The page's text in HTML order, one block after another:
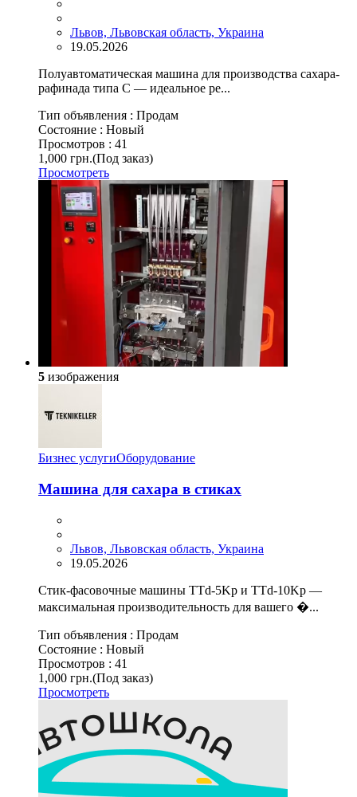
Львов, Львовская область, Украина
19.05.2026
Полуавтоматическая машина для производства сахара-
рафинада типа C — идеальное ре...
Тип объявления : Продам
Состояние : Новый
Просмотров : 41
1,000 грн.(Под заказ)
Просмотреть
5 изображения
Бизнес услугиОборудование
Машина для сахара в стиках
Львов, Львовская область, Украина
19.05.2026
Стик-фасовочные машины TTd-5Kp и TTd-10Kp —
максимальная производительность для вашего �...
Тип объявления : Продам
Состояние : Новый
Просмотров : 41
1,000 грн.(Под заказ)
Просмотреть